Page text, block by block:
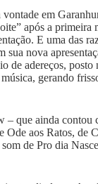
em
após a
E uma das
sua nova
de adereços,
gerando
– que ainda contou
Ode aos Ratos, de
de Pro dia